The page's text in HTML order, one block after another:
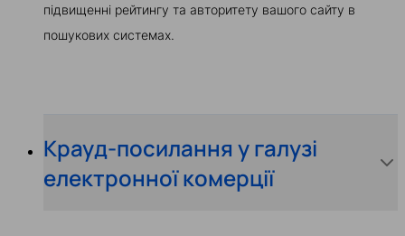
підвищенні рейтингу та авторитету вашого сайту в
пошукових системах.
Крауд-посилання у галузі
електронної комерції